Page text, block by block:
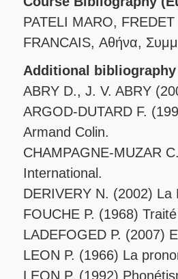
PATELI MARO,
FRANCAIS, Αθήνα,
Additional
ABRY D., J. V. ABRY
ARGOD-DUTARD F.
Armand Colin.
CHAMPAGNE-MUZAR
International.
DERIVERY N. (2002)
FOUCHE P. (1968)
LADEFOGED P. (2007)
LEON P. (1966) La
LEON P. (1992)